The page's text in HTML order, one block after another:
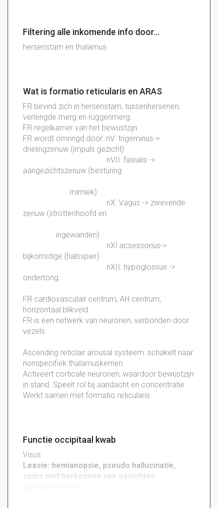
Filtering alle inkomende info door...
hersenstam en thalamus
Wat is formatio reticularis en ARAS
FR bevind zich in hersenstam, tussenhersenen,
verlengde merg en ruggenmerg.
FR regelkamer van het bewustzijn
FR wordt omringd door: nV: trigeminus->
drielingzenuw (impuls gezicht)
nVII: fasialis ->
aangezichtszenuw (besturing
mimiek)
nX: Vagus -> zwevende
zenuw (strottenhoofd en
ingewanden)
nXI:acsessorius->
bijkomstige (halsspier)
nXII: hypoglossus ->
ondertong.
FR cardiovasculair centrum, AH centrum,
horizontaal blikveld.
FR is een netwerk van neuronen, verbonden door
vezels.
Ascending reticlair arousal systeem: schakelt naar
nonspecifiek thalamuskernen.
Activeert corticale neuronen, waardoor bewustzijn
in stand. Speelt rol bij aandacht en concentratie.
Werkt samen met formatio reticularis.
Functie occipitaal kwab
Visus
Leasie: hemianopsie, pseudo hallucinatie,
soms niet herkennen van gezichten